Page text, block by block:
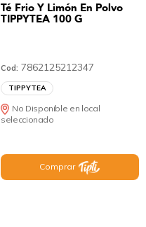
Té Frio Y Limón En Polvo
TIPPYTEA 100 G
Cod: 7862125212347
TIPPYTEA
No Disponible en local
seleccionado
Comprar